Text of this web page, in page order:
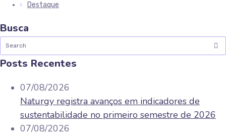
Destaque
Busca
Posts Recentes
07/08/2026
Naturgy registra avanços em indicadores de
sustentabilidade no primeiro semestre de 2026
07/08/2026